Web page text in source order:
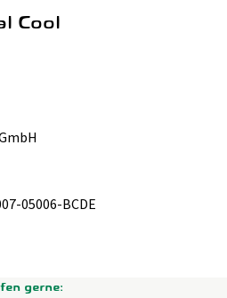
Cool
05006-BCDE
gerne: